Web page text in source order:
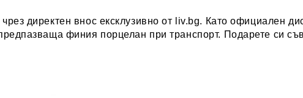
директен внос ексклузивно от liv.bg. Като официален
финия порцелан при транспорт. Подарете си